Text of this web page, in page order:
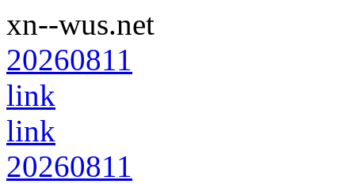
xn--wus.net
20260811
link
link
20260811